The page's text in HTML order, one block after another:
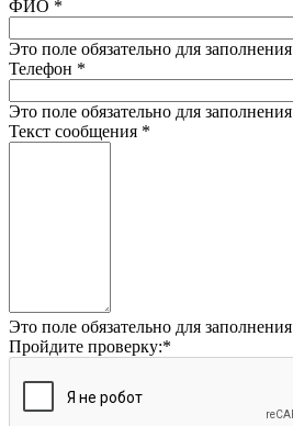
ФИО *
Это поле обязательно для заполнения
Телефон *
Это поле обязательно для заполнения
Текст сообщения *
Это поле обязательно для заполнения
Пройдите проверку:*